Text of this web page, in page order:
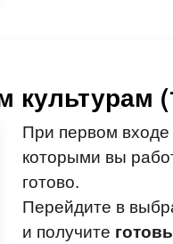
При первом входе
которыми вы
готово.
Перейдите в
и получите